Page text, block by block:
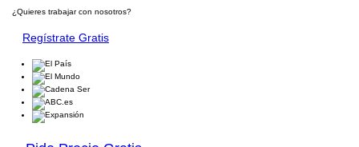
¿Quieres trabajar con nosotros?
Regístrate Gratis